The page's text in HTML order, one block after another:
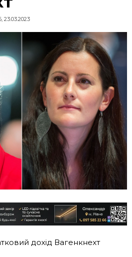
23.03.2023
дохід Вагенкнехт